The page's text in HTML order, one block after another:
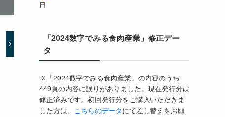
日
「2024数字でみる食肉産業」修正デー
タ
※「2024数字でみる食肉産業」の内容のうち
449頁の内容に誤りがありました。現在発行分は
修正済みです。初回発行分をご購入いただきま
した方は、
こちらのデータにて差し替えをお願